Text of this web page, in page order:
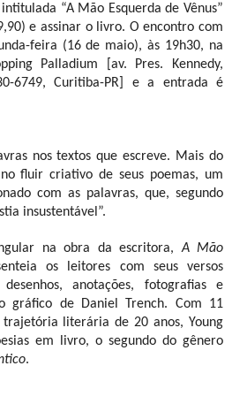
“A Mão Esquerda de Vênus”
e assinar o livro. O encontro com
feira (16 de maio), às 19h30, na
Palladium [av. Pres. Kennedy,
6749, Curitiba-PR] e a entrada é
nos textos que escreve. Mais do
fluir criativo de seus poemas, um
com as palavras, que, segundo
insustentável”.
na obra da escritora,A Mão
os leitores com seus versos
anotações, fotografias e
gráfico de Daniel Trench. Com 11
literária de 20 anos, Young
em livro, o segundo do gênero
.